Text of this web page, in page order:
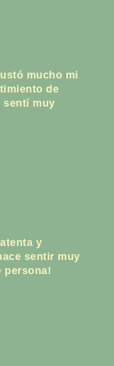
mucho mi
de
sentí muy
y
sentir muy
persona!